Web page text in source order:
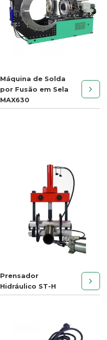
Máquina de Solda
por Fusão em Sela
MAX630
Prensador
Hidráulico ST-H